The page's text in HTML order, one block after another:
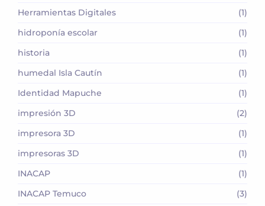
Herramientas Digitales
(1)
hidroponía escolar
(1)
historia
(1)
humedal Isla Cautín
(1)
Identidad Mapuche
(1)
impresión 3D
(2)
impresora 3D
(1)
impresoras 3D
(1)
INACAP
(1)
INACAP Temuco
(3)